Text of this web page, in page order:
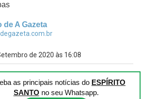
de A Gazeta
de 2020 às 16:08
as principais notícias do ESPÍRITO
SANTO no seu Whatsapp.